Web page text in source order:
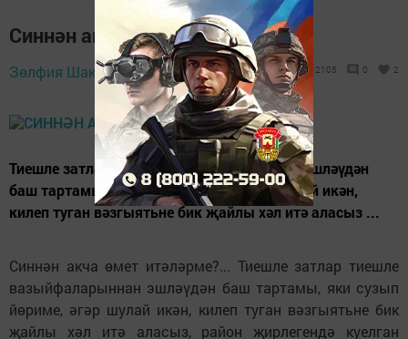
Синнән акча өмет итәләрме?..
Зөлфия Шакирова, 16 гыйнвар 2018 -
21:11
2105 0 2
Тиешле затлар тиешле вазыйфаларыннан эшләүдән
баш тартамы, яки сузып йөриме, әгәр шулай икән,
килеп туган вәзгыятьне бик җайлы хәл итә аласыз ...
Синнән акча өмет итәләрме?... Тиешле затлар тиешле
вазыйфаларыннан эшләүдән баш тартамы, яки сузып
йөриме, әгәр шулай икән, килеп туган вәзгыятьне бик
җайлы хәл итә аласыз, район җирлегендә куелган